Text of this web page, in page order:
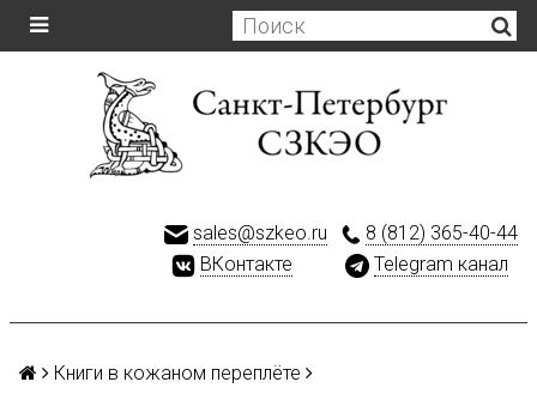
sales@szkeo.ru
8 (812) 365-40-44
ВКонтакте
Telegram канал
Книги в кожаном переплёте